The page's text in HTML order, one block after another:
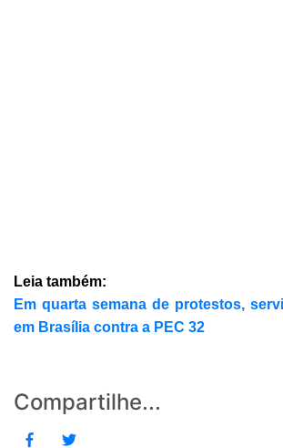
Leia também:
Em quarta semana de protestos,
em Brasília contra a PEC 32
Compartilhe...